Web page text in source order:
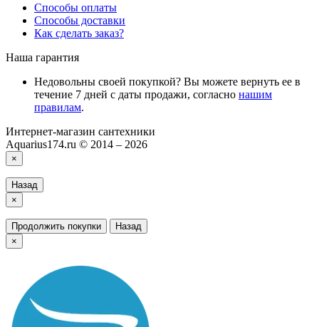
Способы оплаты
Способы доставки
Как сделать заказ?
Наша гарантия
Недовольны своей покупкой? Вы можете вернуть ее в
течение 7 дней с даты продажи, согласно нашим
правилам.
Интернет-магазин сантехники
Aquarius174.ru © 2014 – 2026
×
Назад
×
Продолжить покупки
Назад
×